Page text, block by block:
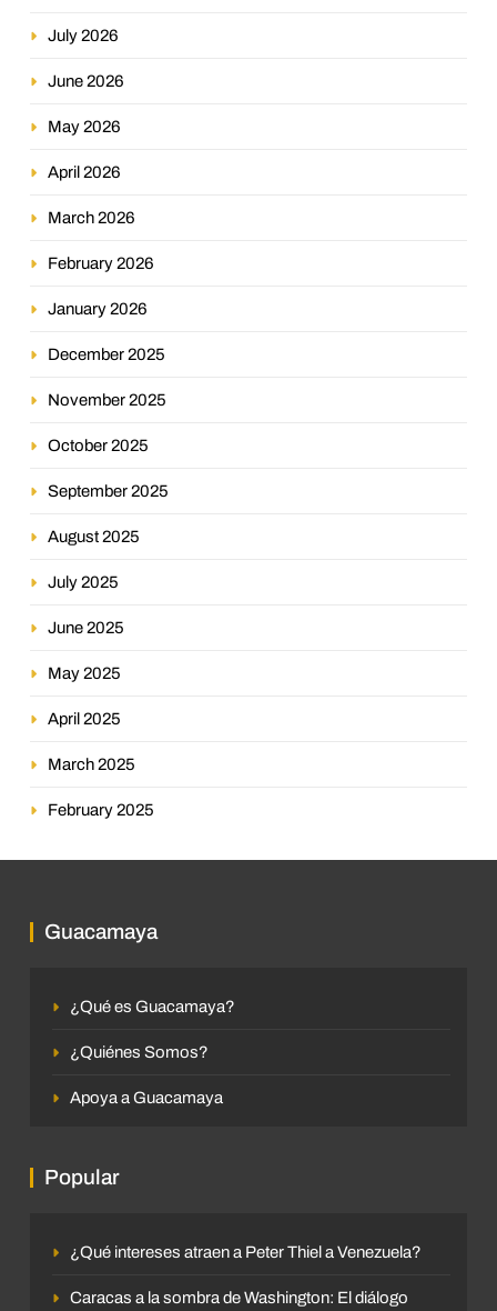
July 2026
June 2026
May 2026
April 2026
March 2026
February 2026
January 2026
December 2025
November 2025
October 2025
September 2025
August 2025
July 2025
June 2025
May 2025
April 2025
March 2025
February 2025
Guacamaya
¿Qué es Guacamaya?
¿Quiénes Somos?
Apoya a Guacamaya
Popular
¿Qué intereses atraen a Peter Thiel a Venezuela?
Caracas a la sombra de Washington: El diálogo